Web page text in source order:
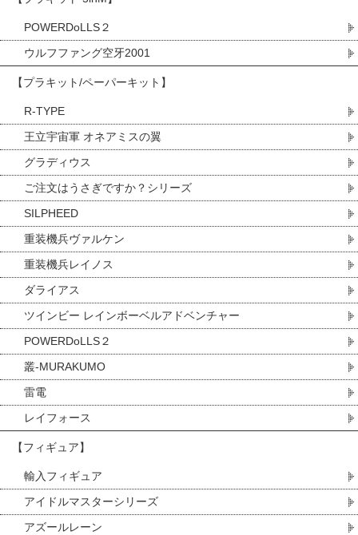
POWERDoLLS２
ウルフファング空牙2001
【プラキット/ペーパーキット】
R-TYPE
王立宇宙軍 オネアミスの翼
グラディウス
ご注文はうさぎですか？シリーズ
SILPHEED
重装機兵ヴァルケン
重装機兵レイノス
ダライアス
ツインビー レインボーベルアドベンチャー
POWERDoLLS２
叢-MURAKUMO
雷電
レイフォース
【フィギュア】
輸入フィギュア
アイドルマスターシリーズ
アズールレーン